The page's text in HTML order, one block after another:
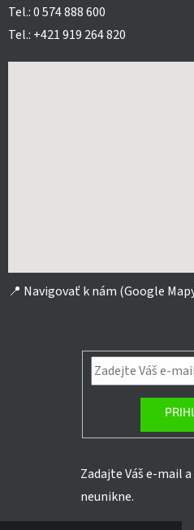
Tel.: 0 574 888 600
Tel.: +421 919 264 820
📍 Navigovať k nám (Google
Zadajte Váš e-mail
neunikne.